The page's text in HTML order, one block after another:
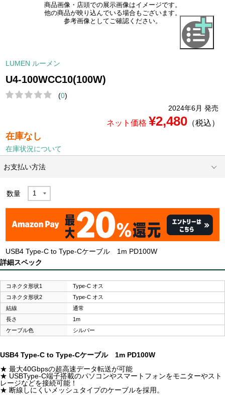
商品画像・店頭での展示画像はイメージです。
他の商品が映り込んでいる場合もございます。
参考画像としてご確認ください。
LUMEN ルーメン
U4-100WCC10(100W)
(0)
2024年6月 発売
ネット価格 ¥2,480（税込）
在庫なし
在庫状況について
お支払い方法
数量
USB4 Type-C to Type-Cケーブル 1m PD100W
詳細スペック
コネクタ形状1
Type-C オス
コネクタ形状2
Type-C オス
結線
通常
長さ
1m
ケーブル色
シルバー
USB4 Type-C to Type-Cケーブル 1m PD100W
★ 最大40Gbpsの超高速データ転送が可能
★ USBType-C端子搭載のパソコンやスマートフォンをモニターやスト
レージなどを接続可能！
★ 断線しにくいメッシュタイプのケーブルを採用。